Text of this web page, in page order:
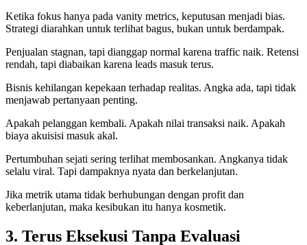
Ketika fokus hanya pada vanity metrics, keputusan menjadi bias.
Strategi diarahkan untuk terlihat bagus, bukan untuk berdampak.
Penjualan stagnan, tapi dianggap normal karena traffic naik. Retensi
rendah, tapi diabaikan karena leads masuk terus.
Bisnis kehilangan kepekaan terhadap realitas. Angka ada, tapi tidak
menjawab pertanyaan penting.
Apakah pelanggan kembali. Apakah nilai transaksi naik. Apakah
biaya akuisisi masuk akal.
Pertumbuhan sejati sering terlihat membosankan. Angkanya tidak
selalu viral. Tapi dampaknya nyata dan berkelanjutan.
Jika metrik utama tidak berhubungan dengan profit dan
keberlanjutan, maka kesibukan itu hanya kosmetik.
3. Terus Eksekusi Tanpa Evaluasi